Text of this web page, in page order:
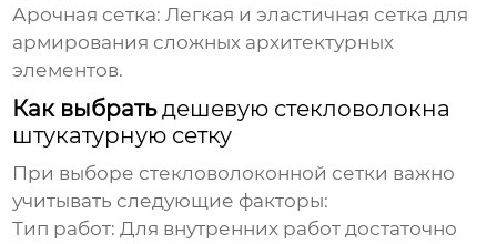
Арочная сетка: Легкая и эластичная сетка для
армирования сложных архитектурных
элементов.
Как выбратьдешевую стекловолокна
штукатурную сетку
При выборе стекловолоконной сетки важно
учитывать следующие факторы:
Тип работ: Для внутренних работ достаточно